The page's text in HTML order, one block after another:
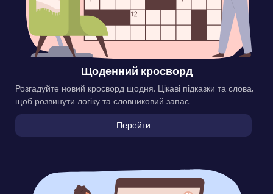
Щоденний кросворд
Розгадуйте новий кросворд щодня. Цікаві підказки та слова,
щоб розвинути логіку та словниковий запас.
Перейти